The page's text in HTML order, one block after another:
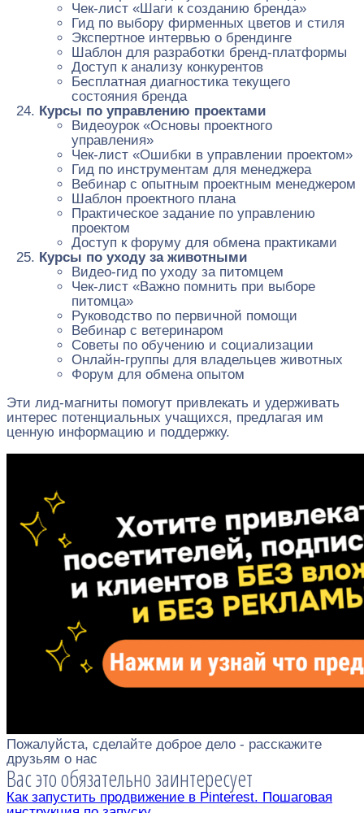
Чек-лист «Шаги к созданию бренда»
Гид по выбору фирменных цветов и стиля
Экспертное интервью о брендинге
Шаблон для разработки бренд-платформы
Доступ к анализу конкурентов
Бесплатная диагностика текущего
состояния бренда
Курсы по управлению проектами
Видеоурок «Основы проектного
управления»
Чек-лист «Ошибки в управлении проектом»
Гид по инструментам для менеджера
Вебинар с опытным проектным менеджером
Шаблон проектного плана
Практическое задание по управлению
проектом
Доступ к форуму для обмена практиками
Курсы по уходу за животными
Видео-гид по уходу за питомцем
Чек-лист «Важно помнить при выборе
питомца»
Руководство по первичной помощи
Вебинар с ветеринаром
Советы по обучению и социализации
Онлайн-группы для владельцев животных
Форум для обмена опытом
Эти лид-магниты помогут привлекать и удерживать
интерес потенциальных учащихся, предлагая им
ценную информацию и поддержку.
Пожалуйста, сделайте доброе дело - расскажите
друзьям о нас
Вас это обязательно заинтересует
Как запустить продвижение в Pinterest. Пошаговая